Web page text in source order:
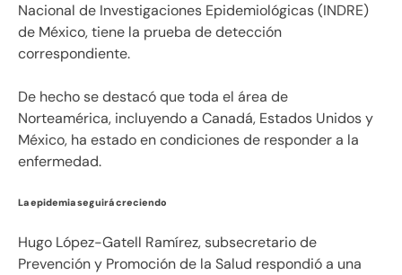
Nacional de Investigaciones Epidemiológicas (INDRE)
de México, tiene la prueba de detección
correspondiente.
De hecho se destacó que toda el área de
Norteamérica, incluyendo a Canadá, Estados Unidos y
México, ha estado en condiciones de responder a la
enfermedad.
La epidemia seguirá creciendo
Hugo López-Gatell Ramírez, subsecretario de
Prevención y Promoción de la Salud respondió a una